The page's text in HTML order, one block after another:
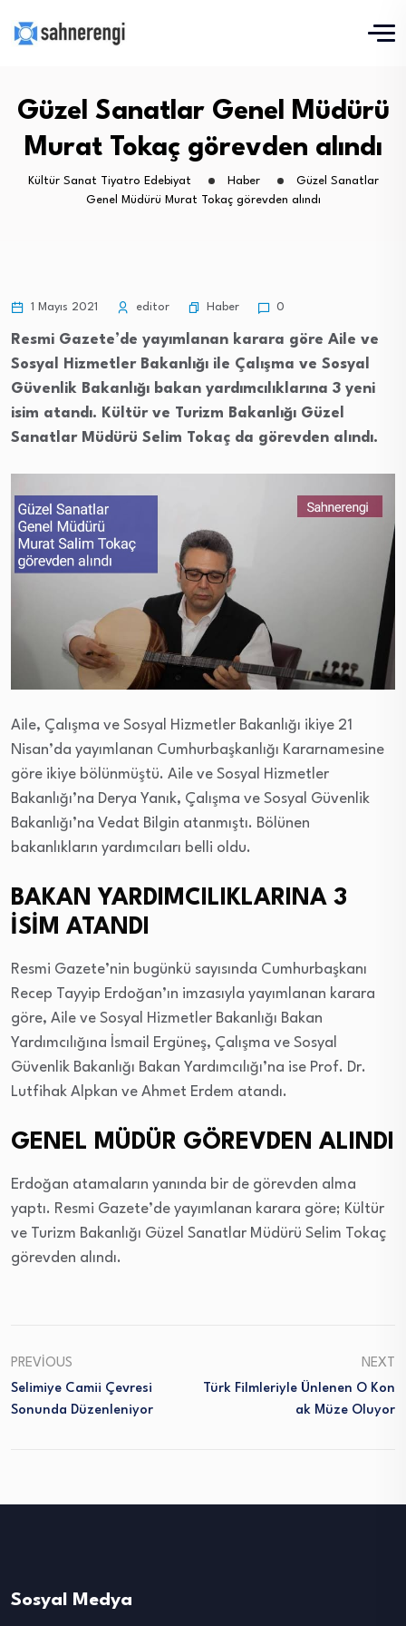
Güzel Sanatlar Genel Müdürü
Murat Tokaç görevden alındı
Kültür Sanat Tiyatro Edebiyat Haber
Güzel Sanatlar
Genel Müdürü Murat Tokaç görevden alındı
1 Mayıs 2021 editor Haber 0
Resmi Gazete’de yayımlanan karara göre Aile ve
Sosyal Hizmetler Bakanlığı ile Çalışma ve Sosyal
Güvenlik Bakanlığı bakan yardımcılıklarına 3 yeni
isim atandı. Kültür ve Turizm Bakanlığı Güzel
Sanatlar Müdürü Selim Tokaç da görevden alındı.
Aile, Çalışma ve Sosyal Hizmetler Bakanlığı ikiye 21
Nisan’da yayımlanan Cumhurbaşkanlığı Kararnamesine
göre ikiye bölünmüştü. Aile ve Sosyal Hizmetler
Bakanlığı’na Derya Yanık, Çalışma ve Sosyal Güvenlik
Bakanlığı’na Vedat Bilgin atanmıştı. Bölünen
bakanlıkların yardımcıları belli oldu.
BAKAN YARDIMCILIKLARINA 3
İSİM ATANDI
Resmi Gazete’nin bugünkü sayısında Cumhurbaşkanı
Recep Tayyip Erdoğan’ın imzasıyla yayımlanan karara
göre, Aile ve Sosyal Hizmetler Bakanlığı Bakan
Yardımcılığına İsmail Ergüneş, Çalışma ve Sosyal
Güvenlik Bakanlığı Bakan Yardımcılığı’na ise Prof. Dr.
Lutfihak Alpkan ve Ahmet Erdem atandı.
GENEL MÜDÜR GÖREVDEN ALINDI
Erdoğan atamaların yanında bir de görevden alma
yaptı. Resmi Gazete’de yayımlanan karara göre; Kültür
ve Turizm Bakanlığı Güzel Sanatlar Müdürü Selim Tokaç
görevden alındı.
PREVIOUS
Selimiye Camii Çevresi
Sonunda Düzenleniyor
NEXT
Türk Filmleriyle Ünlenen O Kon
Ak Müze Oluyor
Sosyal Medya